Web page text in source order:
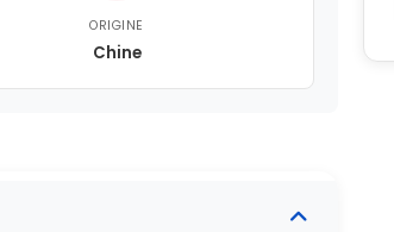
ORIGINE
Chine